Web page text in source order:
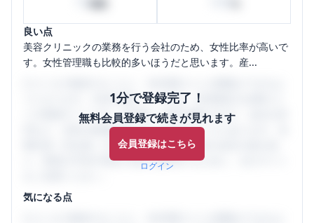
良い点
美容クリニックの業務を行う会社のため、女性比率が高いで
す。女性管理職も比較的多いほうだと思います。産...
1分で登録完了！
無料会員登録で続きが見れます
会員登録はこちら
ログイン
うになります。SHEHUB(シーハブ)は、女性限定の企業口コ
ミの投稿サイトです。給与面・女性の働きやすさ・会社の評
判など、女性の転職は気にすべき点がたくさんあります。先
輩社員（元社員）の口コミを通して、本当の会社の姿を知
り、将来の不安や現在の悩みを解消するために、ぜひサイト
気になる点